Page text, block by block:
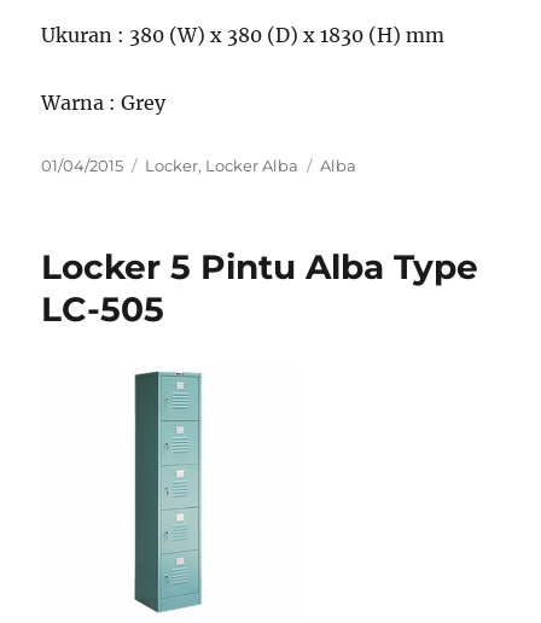
Ukuran : 380 (W) x 380 (D) x 1830 (H) mm
Warna : Grey
Posted
01/04/2015 Categories
Locker, Locker Alba Tags
Alba
Locker 5 Pintu Alba Type
LC-505